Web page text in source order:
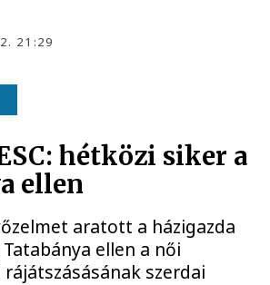
21:29
hétközi siker a
ellen
aratott a házigazda
Tatabánya ellen a női
szerdai